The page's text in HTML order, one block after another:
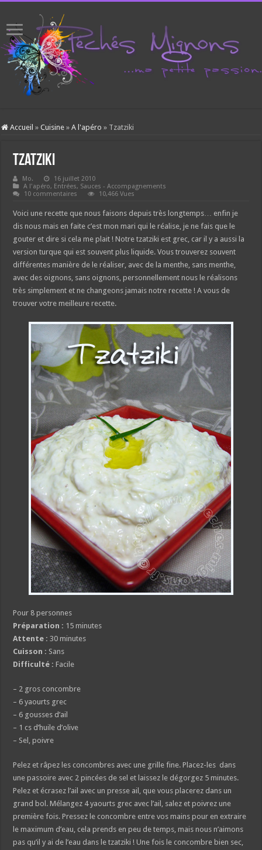
Accueil » Cuisine » A l'apéro » Tzatziki
Tzatziki
Mo.
16 juillet 2010
A l'apéro, Entrées, Sauces - Accompagnements
10 commentaires
10,466 Vues
Voici une recette que nous faisons depuis très longtemps… enfin je
dis nous mais en faite c’est mon mari qui le réalise, je ne fais que le
gouter et dire si cela me plait ! Notre tzatziki est grec, car il y a aussi la
version turque qui est souvent plus liquide. Vous trouverez souvent
différentes manière de le réaliser, avec de la menthe, sans menthe,
avec des oignons, sans oignons, personnellement nous le réalisons
très simplement et ne changeons jamais notre recette ! A vous de
trouver votre meilleure recette.
Pour 8 personnes
Préparation : 15 minutes
Attente : 30 minutes
Cuisson : Sans
Difficulté : Facile
– 2 gros concombre
– 6 yaourts grec
– 6 gousses d’ail
– 1 cs d’huile d’olive
– Sel, poivre
Pelez et râpez les concombres avec une grille fine. Placez-les dans
une passoire avec 2 pincées de sel et laissez le dégorgez 5 minutes.
Pelez et écrasez l’ail avec un presse ail, que vous placerez dans un
grand bol. Mélangez 4 yaourts grec avec l’ail, salez et poivrez une
première fois. Pressez le concombre entre vos mains pour en extraire
le maximum d’eau, cela prends en peu de temps, mais nous n’aimons
pas qu’il y ai de l’eau dans le tzatziki ! Une fois le concombre bien sec,